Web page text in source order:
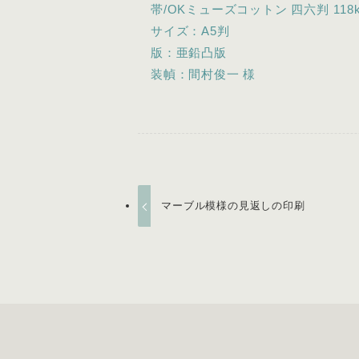
帯/OKミューズコットン 四六判
サイズ：A5判
版：亜鉛凸版
装幀：間村俊一 様
マーブル模様の見返しの印刷